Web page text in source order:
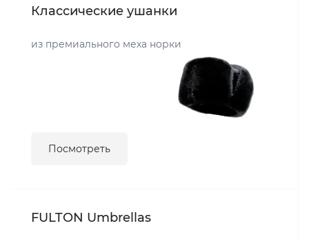
Классические ушанки
из премиального меха норки
Посмотреть
FULTON Umbrellas